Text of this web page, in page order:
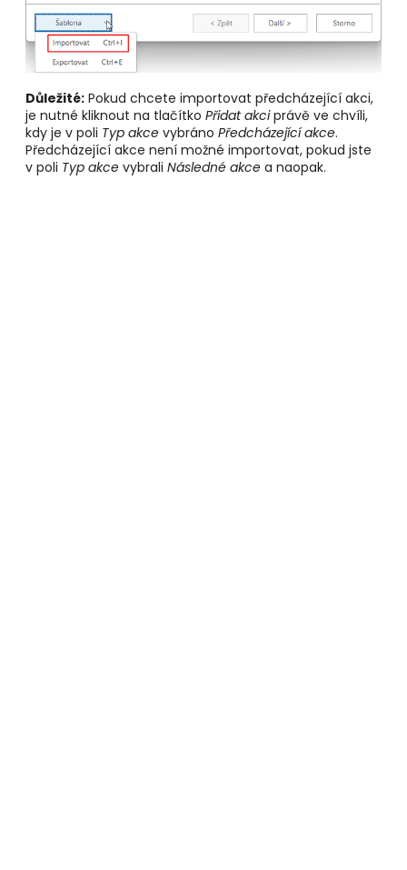
Důležité: Pokud chcete importovat předcházející akci,
je nutné kliknout na tlačítko Přidat akciprávě ve chvíli,
kdy je v poli Typ akce vybráno Předcházející akce.
Předcházející akce není možné importovat, pokud jste
v poli Typ akce vybrali Následné akce a naopak.